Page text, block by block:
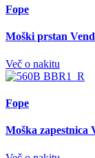
Fope
Moški prstan
Več o nakitu
Fope
Moška zapestnica